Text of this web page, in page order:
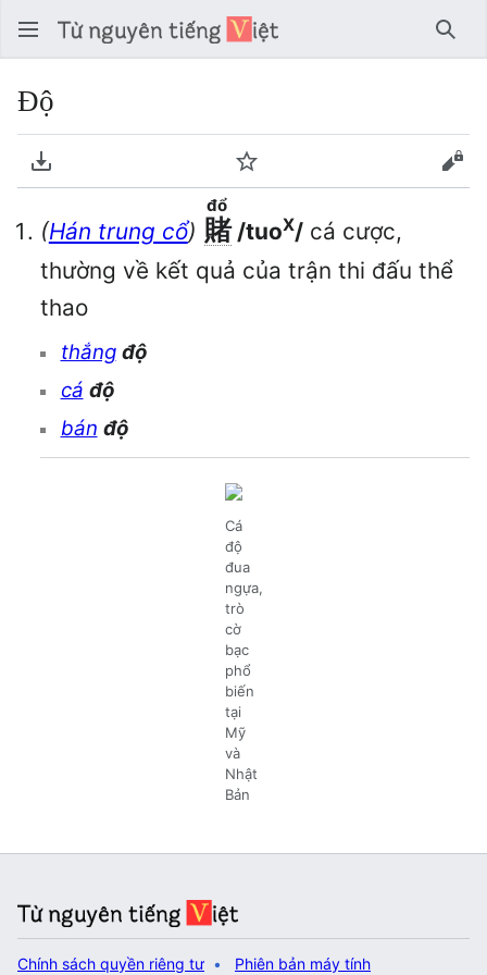
Tìm
Độ
Tải về PDF Theo dõi
(Hán trung cổ) 賭
đổ
/tuoX/ cá cược,
thường về kết quả của trận thi đấu thể
thao
thắng độ
cá độ
bán độ
Cá
độ
đua
ngựa,
trò
cờ
bạc
phổ
biến
tại
Mỹ
và
Nhật
Bản
Chính sách quyền riêng tư Phiên bản máy tính